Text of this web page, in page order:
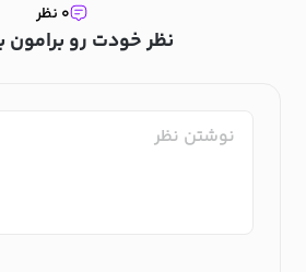
نظر خودت رو
۰ نظر